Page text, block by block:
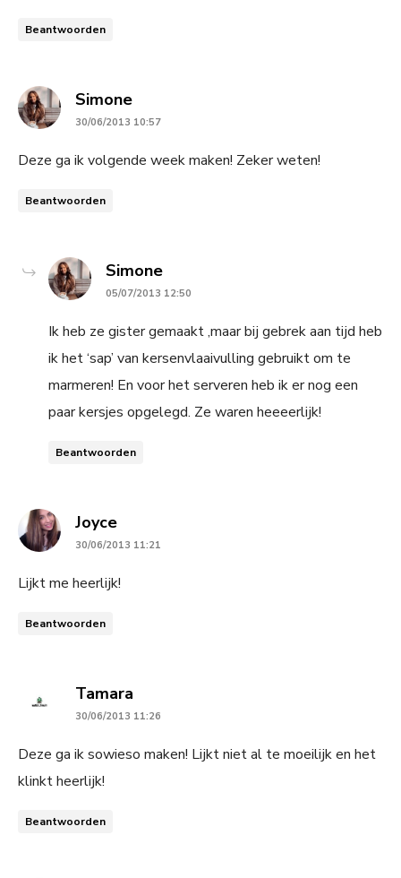
Beantwoorden
Simonesays:
30/06/2013 10:57
Deze ga ik volgende week maken! Zeker weten!
Beantwoorden
Simonesays:
05/07/2013 12:50
Ik heb ze gister gemaakt ,maar bij gebrek aan tijd heb
ik het ‘sap’ van kersenvlaaivulling gebruikt om te
marmeren! En voor het serveren heb ik er nog een
paar kersjes opgelegd. Ze waren heeeerlijk!
Beantwoorden
Joycesays:
30/06/2013 11:21
Lijkt me heerlijk!
Beantwoorden
Tamara
30/06/2013 11:26
Deze ga ik sowieso maken! Lijkt niet al te moeilijk en het
klinkt heerlijk!
Beantwoorden